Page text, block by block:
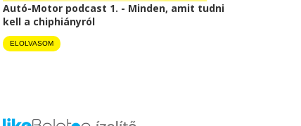
Autó-Motor podcast 1. - Minden, amit tudni
kell a chiphiányról
ELOLVASOM